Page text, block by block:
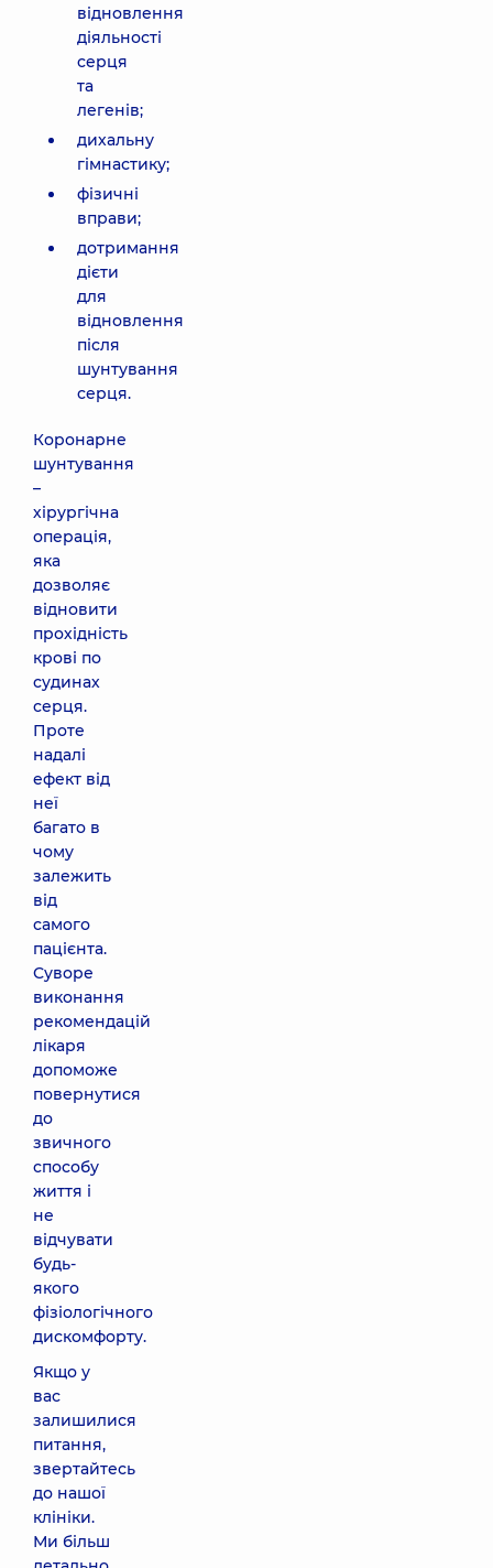
відновлення
діяльності
серця
та
легенів;
дихальну
гімнастику;
фізичні
вправи;
дотримання
дієти
для
відновлення
після
шунтування
серця.
Коронарне
шунтування
–
хірургічна
операція,
яка
дозволяє
відновити
прохідність
крові по
судинах
серця.
Проте
надалі
ефект від
неї
багато в
чому
залежить
від
самого
пацієнта.
Суворе
виконання
рекомендацій
лікаря
допоможе
повернутися
до
звичного
способу
життя і
не
відчувати
будь-
якого
фізіологічного
дискомфорту.
Якщо у
вас
залишилися
питання,
звертайтесь
до нашої
клініки.
Ми більш